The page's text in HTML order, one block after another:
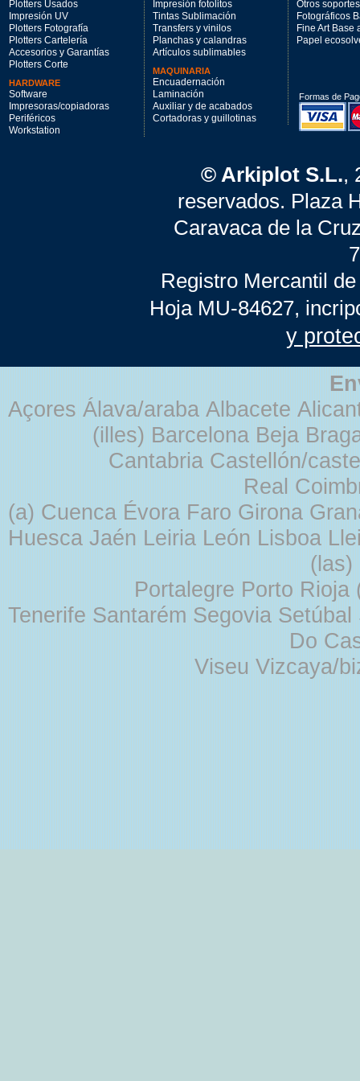
Plotters Usados
Impresión UV
Plotters Fotografía
Plotters Cartelería
Accesorios y Garantías
Plotters Corte
HARDWARE
Software
Impresoras/copiadoras
Periféricos
Workstation
Impresión fotolitos
Tintas Sublimación
Transfers y vinilos
Planchas y calandras
Artículos sublimables
MAQUINARIA
Encuadernación
Laminación
Auxiliar y de acabados
Cortadoras y guillotinas
Otros soportes
Fotográficos
Fine Art Base
Papel
Formas de
© Arkiplot S.L.,
reservados. Plaza
Caravaca de la
Registro Mercantil
Hoja MU-84627,
y
Açores Álava/araba Albacete
(illes) Barcelona Beja
Cantabria Castellón/
Real
(a) Cuenca Évora Faro Girona
Huesca Jaén Leiria León Lisboa
Portalegre Porto
Tenerife Santarém Segovia
Do
Viseu Vizcaya/